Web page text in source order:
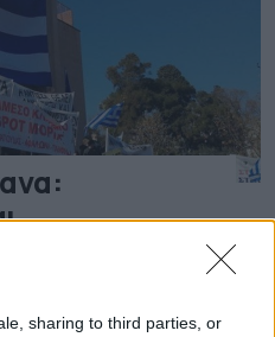
sharing to third parties, or
για το